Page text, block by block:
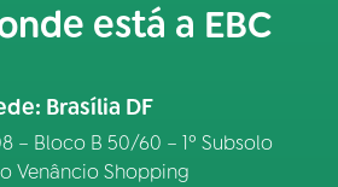
está a EBC
Brasília DF
– Bloco B 50/60 – 1º Subsolo
Venâncio Shopping